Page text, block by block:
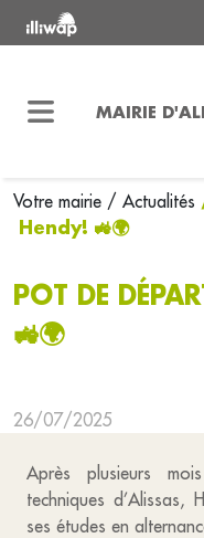
MAIRIE
Votre mairie / Actualités
Hendy! 🚜🌍
POT DE
🚜🌍
26/07/2025
Après plusieurs
techniques d’Alissas,
ses études en